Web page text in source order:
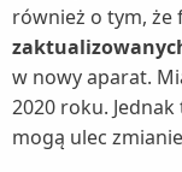
również o tym, że
w nowy aparat.
2020 roku.
mogą ulec